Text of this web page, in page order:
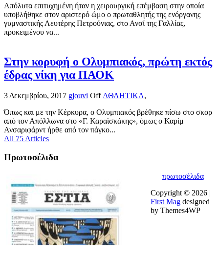
Απόλυτα επιτυχημένη ήταν η χειρουργική επέμβαση στην οποία
υποβλήθηκε στον αριστερό ώμο ο πρωταθλητής της ενόργανης
γυμναστικής Λευτέρης Πετρούνιας, στο Ανσί της Γαλλίας,
προκειμένου να...
Στην κορυφή ο Ολυμπιακός, πρώτη εκτός
έδρας νίκη για ΠΑΟΚ
3 Δεκεμβρίου, 2017 gjouvi Off ΑΘΛΗΤΙΚΑ,
Όπως και με την Κέρκυρα, ο Ολυμπιακός βρέθηκε πίσω στο σκορ
από τον Απόλλωνα στο «Γ. Καραϊσκάκης», όμως ο Καρίμ
Ανσαριφάρντ ήρθε από τον πάγκο...
All 75 Articles
Πρωτοσέλιδα
πρωτοσέλιδα
Copyright © 2026 |
First Mag designed
by Themes4WP